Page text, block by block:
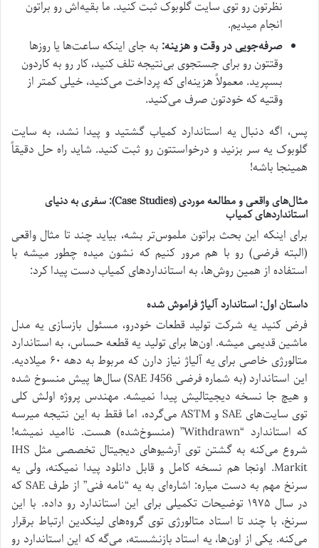
نظرتون رو توی سایت گلوبوک ثبت کنید. ما بقیه‌اش رو براتون
انجام میدیم.
صرفه‌جویی در وقت و هزینه: به جای اینکه ساعت‌ها یا روزها
وقتتون رو برای جستجوی بی‌نتیجه تلف کنید، کار رو به کاردون
بسپرید. معمولاً هزینه‌ای که پرداخت می‌کنید، خیلی کمتر از
وقتیه که خودتون صرف می‌کنید.
پس، اگه دنبال یه استاندارد کمیاب گشتید و پیدا نشد، به سایت
گلوبوک یه سر بزنید و درخواستتون رو ثبت کنید. شاید راه حل دقیقاً
همینجا باشه!
مثال‌های واقعی و مطالعه موردی (Case Studies): سفری به دنیای
استانداردهای کمیاب
برای اینکه این بحث براتون ملموس‌تر بشه، بیاید چند تا مثال واقعی
(البته فرضی) رو با هم مرور کنیم که نشون میده چطور میشه با
استفاده از همین روش‌ها، به استانداردهای کمیاب دست پیدا کرد:
داستان اول: استاندارد آلیاژ فراموش شده
فرض کنید یه شرکت تولید قطعات خودرو، مسئول بازسازی یه مدل
ماشین قدیمی میشه. اون‌ها برای تولید یه قطعه حساس، به استاندارد
متالورژی خاصی برای یه آلیاژ نیاز دارن که مربوط به دهه ۶۰ میلادیه.
این استاندارد (به شماره فرضی SAE J456) سال‌ها پیش منسوخ شده
و هیچ جا نسخه دیجیتالیش پیدا نمیشه. مهندس پروژه اولش کلی
توی سایت‌های SAE و ASTM می‌گرده، اما فقط به این نتیجه میرسه
که استاندارد “Withdrawn” (منسوخ‌شده) هست. ناامید نمیشه!
شروع می‌کنه به گشتن توی آرشیوهای دیجیتال تخصصی مثل IHS
Markit. اونجا هم نسخه کامل و قابل دانلود پیدا نمیکنه، ولی یه
سرنخ مهم به دست میاره: اشاره‌ای به یه “نامه فنی” از طرف SAE که
در سال ۱۹۷۵ توضیحات تکمیلی برای این استاندارد رو داده. با این
سرنخ، با چند تا استاد متالورژی توی گروه‌های لینکدین ارتباط برقرار
می‌کنه. یکی از اون‌ها، یه استاد بازنشسته، می‌گه که این استاندارد رو